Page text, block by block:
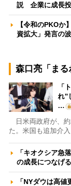
説 企業に成長
【令和のPKOか
資拡大」発言の
森口亮「まる
「
れ”
…
日米両政府が、約
た。米国も追加介
「キオクシア急
の成長につなげ
「NYダウは高